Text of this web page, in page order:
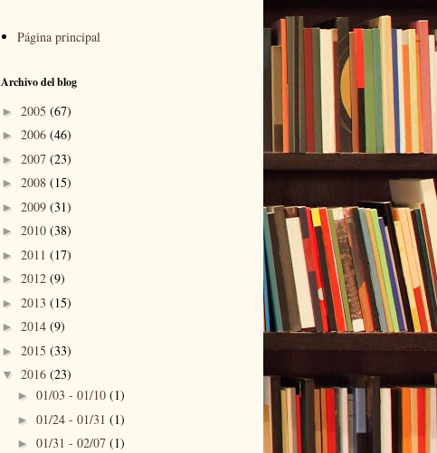
Página principal
Archivo del blog
► 2005 (67)
► 2006 (46)
► 2007 (23)
► 2008 (15)
► 2009 (31)
► 2010 (38)
► 2011 (17)
► 2012 (9)
► 2013 (15)
► 2014 (9)
► 2015 (33)
▼ 2016 (23)
► 01/03 - 01/10 (1)
► 01/24 - 01/31 (1)
► 01/31 - 02/07 (1)